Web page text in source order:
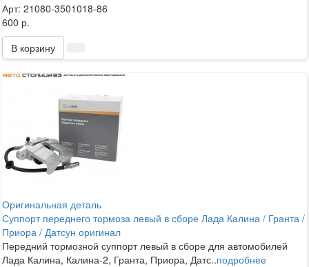
Арт: 21080-3501018-86
600 р.
В корзину
Оригинальная деталь
Суппорт переднего тормоза левый в сборе Лада Калина / Гранта /
Приора / Датсун оригинал
Передний тормозной суппорт левый в сборе для автомобилей
Лада Калина, Калина-2, Гранта, Приора, Датс..подробнее